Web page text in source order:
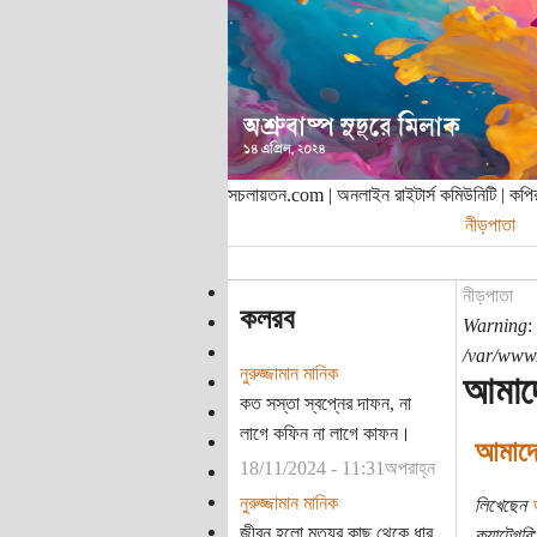
সচলায়তন.com | অনলাইন রাইটার্স কমিউনিটি |
নীড়পাতা
কলরব
নুরুজ্জামান মানিক
কত সস্তা স্বপ্নের দাফন, না
লাগে কফিন না লাগে কাফন।
18/11/2024 - 11:31অপরাহ্ন
নুরুজ্জামান মানিক
জীবন হলো মৃত্যুর কাছ থেকে ধার
নীড়পাতা
Warning:
/var/
লিখেছেন